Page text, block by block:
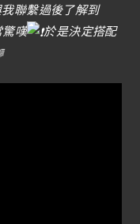
聯繫過後了解到
嘆
於是決定搭配